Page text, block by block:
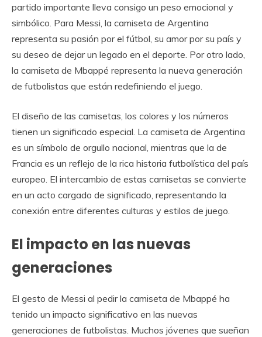
partido importante lleva consigo un peso emocional y
simbólico. Para Messi, la camiseta de Argentina
representa su pasión por el fútbol, su amor por su país y
su deseo de dejar un legado en el deporte. Por otro lado,
la camiseta de Mbappé representa la nueva generación
de futbolistas que están redefiniendo el juego.
El diseño de las camisetas, los colores y los números
tienen un significado especial. La camiseta de Argentina
es un símbolo de orgullo nacional, mientras que la de
Francia es un reflejo de la rica historia futbolística del país
europeo. El intercambio de estas camisetas se convierte
en un acto cargado de significado, representando la
conexión entre diferentes culturas y estilos de juego.
El impacto en las nuevas
generaciones
El gesto de Messi al pedir la camiseta de Mbappé ha
tenido un impacto significativo en las nuevas
generaciones de futbolistas. Muchos jóvenes que sueñan